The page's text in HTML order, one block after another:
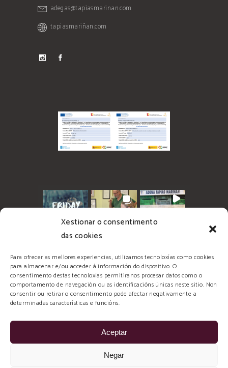
Xestionar o consentimento
das cookies
Para ofrecer as mellores experiencias, utilizamos tecnoloxías como cookies
para almacenar e/ou acceder á información do dispositivo. O
consentimento destas tecnoloxías permitiranos procesar datos como o
comportamento de navegación ou as identificacións únicas neste sitio. Non
consentir ou retirar o consentimento pode afectar negativamente a
determinadas características e funcións.
Aceptar
Negar
adegas@tapiasmarinan.com
tapiasmariñan.com
© 2026 Tapias Mariñán, todos los derechos